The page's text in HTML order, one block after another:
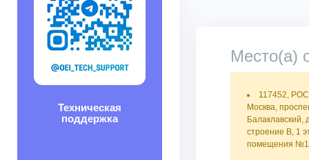
Техническая
поддержка
Место(а)
117452,
Москва,
Балаклавский,
строение В, 1
помещения